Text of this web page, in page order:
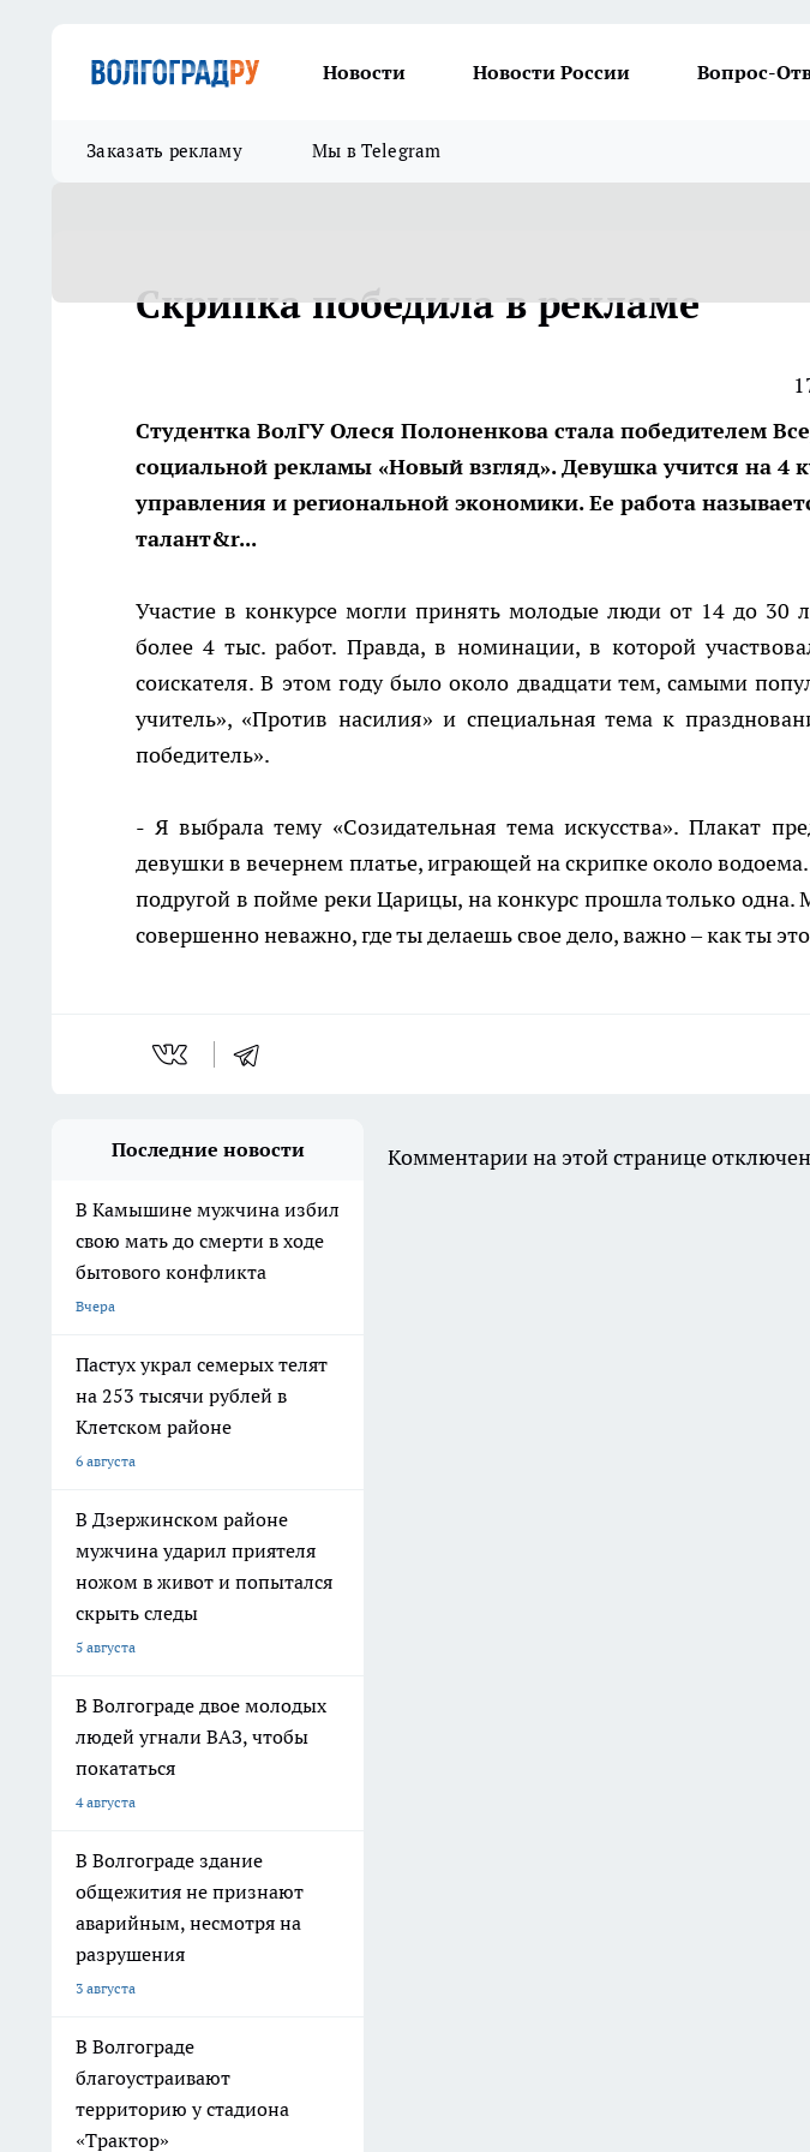
Новости Новости России Вопрос-
Заказать рекламу Мы в Telegram
Скрипка победила в рекламе
Студентка ВолГУ Олеся Полоненкова стала победителем
социальной рекламы «Новый взгляд». Девушка учится на 4
управления и региональной экономики. Ее работа
талант&r...
Участие в конкурсе могли принять молодые люди от 14 до 30
более 4 тыс. работ. Правда, в номинации, в которой
соискателя. В этом году было около двадцати тем, самыми
учитель», «Против насилия» и специальная тема к
победитель».
- Я выбрала тему «Созидательная тема искусства». Плакат
девушки в вечернем платье, играющей на скрипке около
подругой в пойме реки Царицы, на конкурс прошла только одна.
совершенно неважно, где ты делаешь свое дело, важно – как ты
Последние новости
В Камышине мужчина избил
свою мать до смерти в ходе
бытового конфликта
Вчера
Пастух украл семерых телят
на 253 тысячи рублей в
Клетском районе
6 августа
В Дзержинском районе
мужчина ударил приятеля
ножом в живот и попытался
скрыть следы
5 августа
В Волгограде двое молодых
людей угнали ВАЗ, чтобы
покататься
4 августа
В Волгограде здание
общежития не признают
аварийным, несмотря на
разрушения
3 августа
В Волгограде
благоустраивают
территорию у стадиона
«Трактор»
Комментарии на этой странице